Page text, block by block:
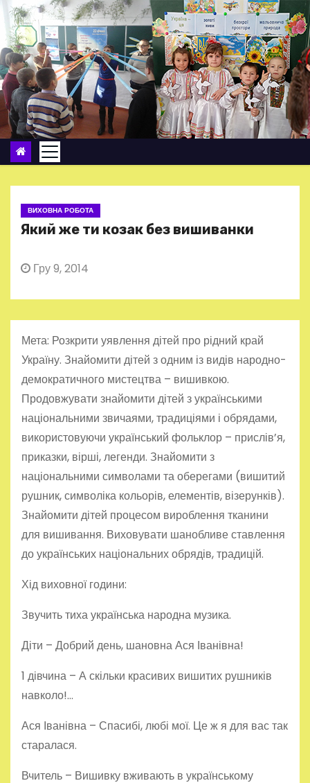
П
р
е
й
т
и
о
ВИХОВНА РОБОТА
Який же ти козак без вишиванки
Гру 9, 2014
Мета: Розкрити уявлення дітей про рідний край
Україну. Знайомити дітей з одним із видів народно-
демократичного мистецтва – вишивкою.
Продовжувати знайомити дітей з українськими
національними звичаями,традиціями і обрядами,
використовуючи український фольклор – прислів’я,
приказки, вірші, легенди. Знайомити з
національними символами та оберегами (вишитий
рушник, символіка кольорів, елементів, візерунків).
Знайомити дітей процесом вироблення тканини
для вишивання. Виховувати шанобливе ставлення
до українських національних обрядів, традицій.
Хід виховної години:
Звучить тиха українська народна музика.
Діти – Добрий день, шановна Ася Іванівна!
1 дівчина – А скільки красивих вишитих рушників
навколо!…
Ася Іванівна – Спасибі, любі мої. Це ж я для вас так
старалася.
Вчитель – Вишивку вживають в українському